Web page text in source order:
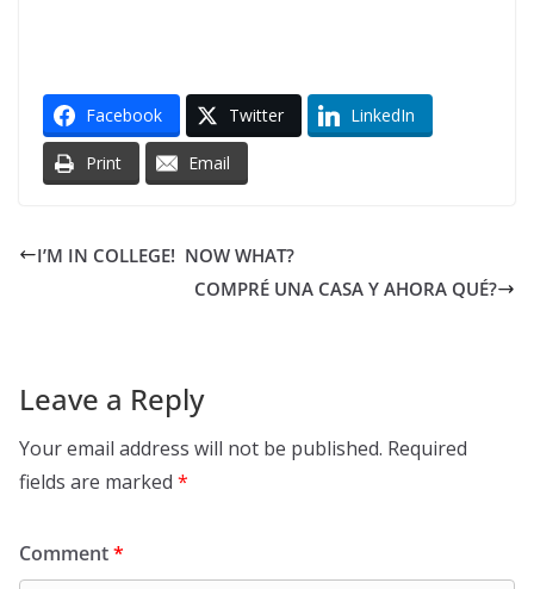
Facebook Twitter LinkedIn
Print Email
I’M IN COLLEGE! NOW WHAT?
COMPRÉ UNA CASA Y AHORA QUÉ?
Leave a Reply
Your email address will not be published. Required
fields are marked *
Comment*